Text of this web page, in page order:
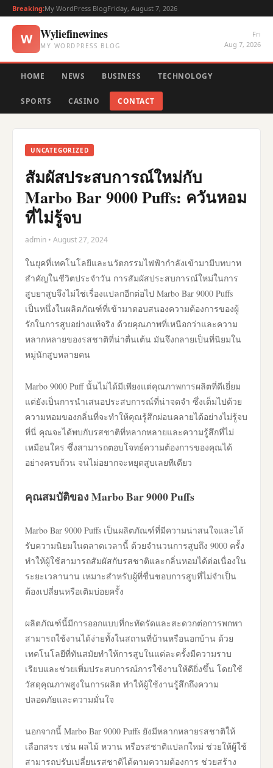
Breaking:My WordPress BlogFriday, August 7, 2026
W Wyliefinewines
MY WORDPRESS BLOG
Fri
Aug 7, 2026
HOME NEWS BUSINESS TECHNOLOGY
SPORTS CASINO CONTACT
UNCATEGORIZED
สัมผัสประสบการณ์ใหม่กับ
Marbo Bar 9000 Puffs: ควันหอม
ที่ไม่รู้จบ
admin • August 27, 2024
ในยุคที่เทคโนโลยีและนวัตกรรมไฟฟ้ากำลังเข้ามามีบทบาท
สำคัญในชีวิตประจำวัน การสัมผัสประสบการณ์ใหม่ในการ
สูบยาสูบจึงไม่ใช่เรื่องแปลกอีกต่อไป Marbo Bar 9000 Puffs
เป็นหนึ่งในผลิตภัณฑ์ที่เข้ามาตอบสนองความต้องการของผู้
รักในการสูบอย่างแท้จริง ด้วยคุณภาพที่เหนือกว่าและความ
หลากหลายของรสชาติที่น่าตื่นเต้น มันจึงกลายเป็นที่นิยมใน
หมู่นักสูบหลายคน
Marbo 9000 Puff นั้นไม่ได้มีเพียงแต่คุณภาพการผลิตที่ดีเยี่ยม
แต่ยังเป็นการนำเสนอประสบการณ์ที่น่าจดจำ ซึ่งเต็มไปด้วย
ความหอมของกลิ่นที่จะทำให้คุณรู้สึกผ่อนคลายได้อย่างไม่รู้จบ
ที่นี่ คุณจะได้พบกับรสชาติที่หลากหลายและความรู้สึกที่ไม่
เหมือนใคร ซึ่งสามารถตอบโจทย์ความต้องการของคุณได้
อย่างครบถ้วน จนไม่อยากจะหยุดสูบเลยทีเดียว
คุณสมบัติของ Marbo Bar 9000 Puffs
Marbo Bar 9000 Puffs เป็นผลิตภัณฑ์ที่มีความน่าสนใจและได้
รับความนิยมในตลาดเวลานี้ ด้วยจำนวนการสูบถึง 9000 ครั้ง
ทำให้ผู้ใช้สามารถสัมผัสกับรสชาติและกลิ่นหอมได้ต่อเนื่องใน
ระยะเวลานาน เหมาะสำหรับผู้ที่ชื่นชอบการสูบที่ไม่จำเป็น
ต้องเปลี่ยนหรือเติมบ่อยครั้ง
ผลิตภัณฑ์นี้มีการออกแบบที่กะทัดรัดและสะดวกต่อการพกพา
สามารถใช้งานได้ง่ายทั้งในสถานที่บ้านหรือนอกบ้าน ด้วย
เทคโนโลยีที่ทันสมัยทำให้การสูบในแต่ละครั้งมีความราบ
เรียบและช่วยเพิ่มประสบการณ์การใช้งานให้ดียิ่งขึ้น โดยใช้
วัสดุคุณภาพสูงในการผลิต ทำให้ผู้ใช้งานรู้สึกถึงความ
ปลอดภัยและความมั่นใจ
นอกจากนี้ Marbo Bar 9000 Puffs ยังมีหลากหลายรสชาติให้
เลือกสรร เช่น ผลไม้ หวาน หรือรสชาติแปลกใหม่ ช่วยให้ผู้ใช้
สามารถปรับเปลี่ยนรสชาติได้ตามความต้องการ ช่วยสร้าง